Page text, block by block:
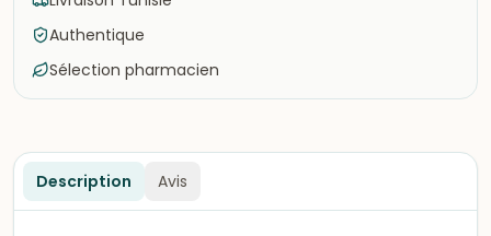
Authentique
Sélection pharmacien
Description Avis